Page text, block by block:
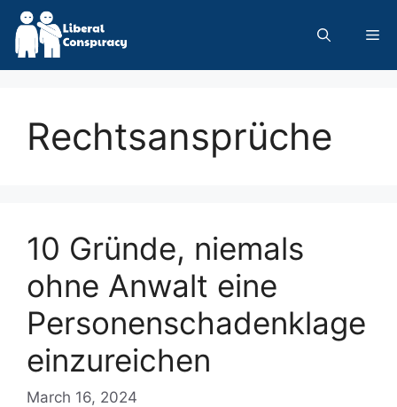
Skip
content
Rechtsansprüche
10 Gründe, niemals
ohne Anwalt eine
Personenschadenklage
einzureichen
March 16, 2024